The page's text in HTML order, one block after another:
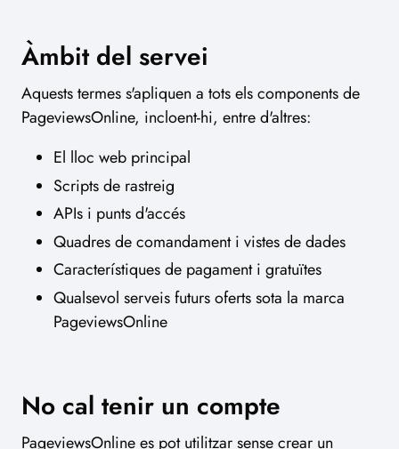
Àmbit del servei
Aquests termes s'apliquen a tots els components de
PageviewsOnline, incloent-hi, entre d'altres:
El lloc web principal
Scripts de rastreig
APIs i punts d'accés
Quadres de comandament i vistes de dades
Característiques de pagament i gratuïtes
Qualsevol serveis futurs oferts sota la marca
PageviewsOnline
No cal tenir un compte
PageviewsOnline es pot utilitzar sense crear un